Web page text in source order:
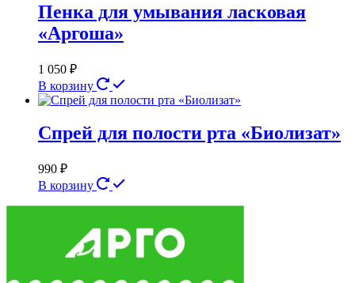
Пенка для умывания ласковая
«Аргоша»
1 050 ₽
В корзину
Спрей для полости рта «Биолизат»
990 ₽
В корзину